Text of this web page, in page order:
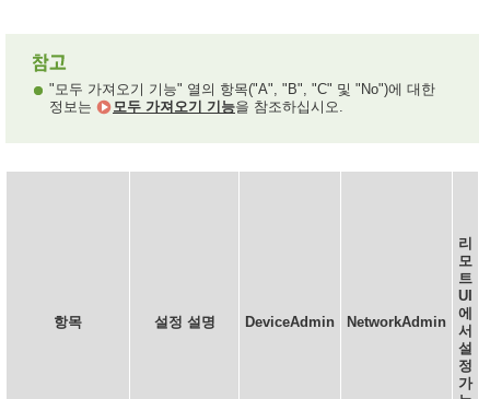
"모두 가져오기 기능" 열의 항목("A", "B", "C" 및 "No")에 대한
정보는
모두 가져오기 기능을 참조하십시오.
항목 설정 설명 DeviceAdmin NetworkAdmin
리
모
트
UI
에
서
설
정
가